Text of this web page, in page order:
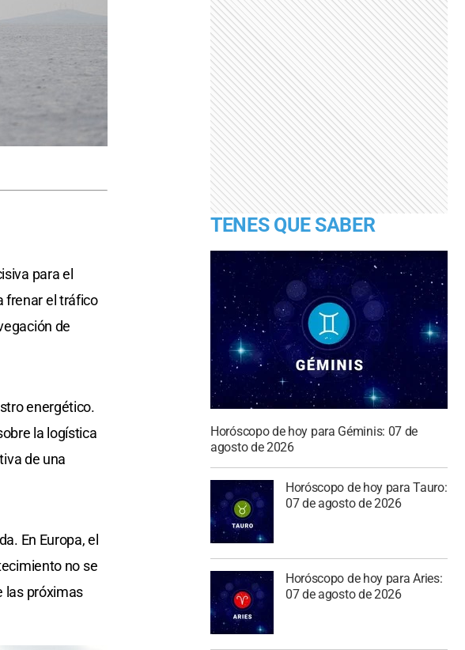
para el
frenar el tráfico
de
energético.
la logística
de una
En Europa, el
no se
las próximas
TENES QUE SABER
Horóscopo de hoy para Géminis: 07 de
agosto de 2026
Horóscopo de hoy para Tauro:
07 de agosto de 2026
Horóscopo de hoy para Aries:
07 de agosto de 2026